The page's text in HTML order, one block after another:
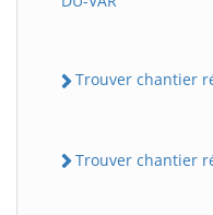
Trouver chantier
Trouver chantier